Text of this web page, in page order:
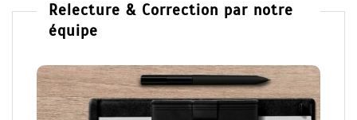
Relecture & Correction par notre
équipe